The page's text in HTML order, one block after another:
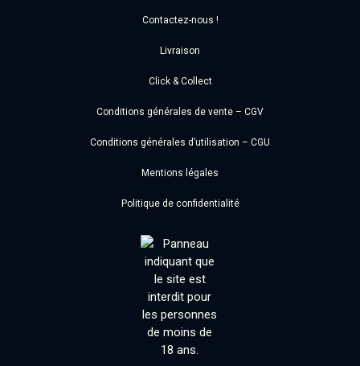
Contactez-nous !
Livraison
Click & Collect
Conditions générales de vente – CGV
Conditions générales d’utilisation – CGU
Mentions légales
Politique de confidentialité